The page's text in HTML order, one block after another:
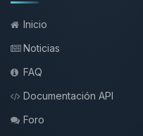
Inicio
Noticias
FAQ
Documentación API
Foro